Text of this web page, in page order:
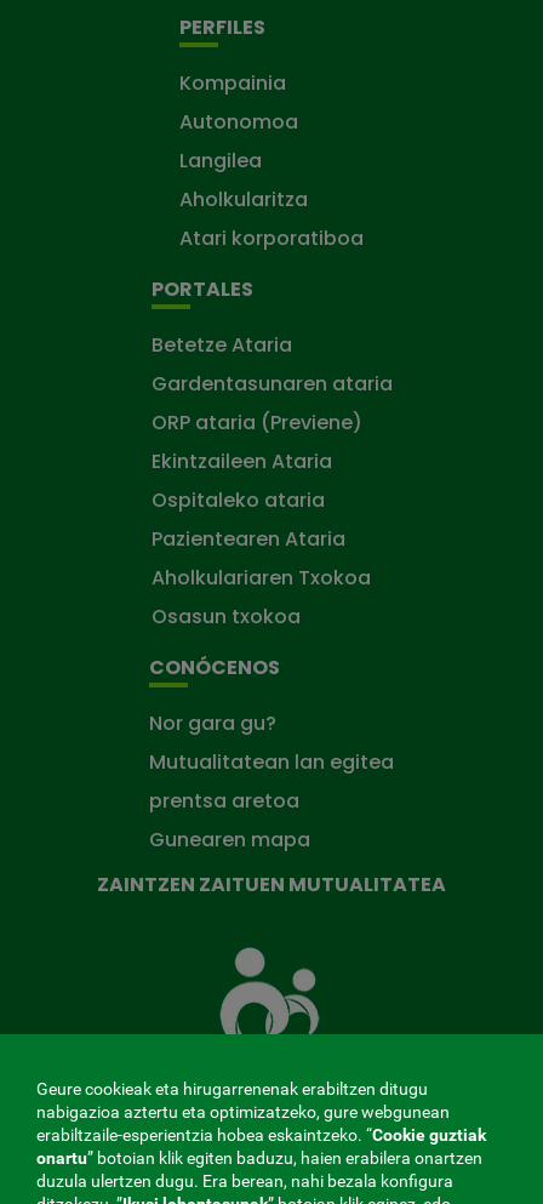
PERFILES
Kompainia
Autonomoa
Langilea
Aholkularitza
Atari korporatiboa
PORTALES
Betetze Ataria
Gardentasunaren ataria
ORP ataria (Previene)
Ekintzaileen Ataria
Ospitaleko ataria
Pazientearen Ataria
Aholkulariaren Txokoa
Osasun txokoa
CONÓCENOS
Nor gara gu?
Mutualitatean lan egitea
prentsa aretoa
Gunearen mapa
ZAINTZEN ZAITUEN MUTUALITATEA
zaituen
Mutua
MENÚ
Geure cookieak eta hirugarrenenak erabiltzen ditugu
nabigazioa aztertu eta optimizatzeko, gure webgunean
erabiltzaile-esperientzia hobea eskaintzeko. “Cookie guztiak
onartu” botoian klik egiten baduzu, haien erabilera onartzen
duzula ulertzen dugu. Era berean, nahi bezala konfigura